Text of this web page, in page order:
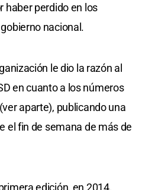
haber perdido en los
nacional.
le dio la razón al
en cuanto a los números
aparte), publicando una
el fin de semana de más de
edición, en 2014,